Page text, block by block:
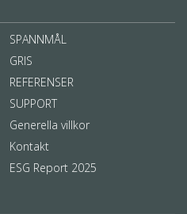
SPANNMÅL
GRIS
REFERENSER
SUPPORT
Generella villkor
Kontakt
ESG Report 2025